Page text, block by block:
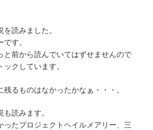
読みました。
す。
と前から読んでいてはずせませんので
クしています。
残るものはなかったかなぁ・・・。
読みます。
ったプロジェクトヘイルメアリー、三